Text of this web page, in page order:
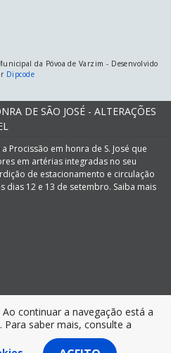
da Póvoa de Varzim - Desenvolvido
Dipcode
DE SÃO JOSÉ - ALTERAÇÕES
Procissão em honra de S. José que
em artérias integradas no seu
de estacionamento e circulação
dias 12 e 13 de setembro. Saiba mais
continuar a navegação está a
Para saber mais, consulte a